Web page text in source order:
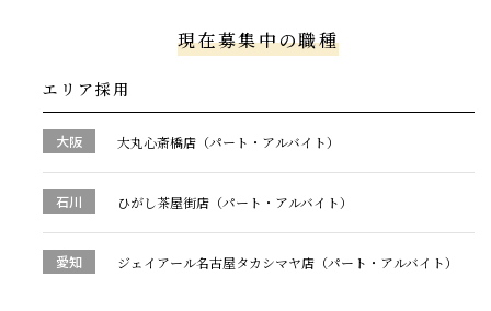
お問い
合わせ
ェ
お知らせ
結婚10周年
の錫婚式
現在募集中の職種
エリア採用
大阪 大丸心斎橋店（パート・アルバイト）
石川 ひがし茶屋街店（パート・アルバイト）
愛知 ジェイアール名古屋タカシマヤ店（パート・アルバイト）